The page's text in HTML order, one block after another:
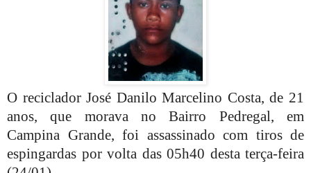
O reciclador José Danilo Marcelino Costa, de 21
anos, que morava no Bairro Pedregal, em
Campina Grande, foi assassinado com tiros de
espingardas por volta das 05h40 desta terça-feira